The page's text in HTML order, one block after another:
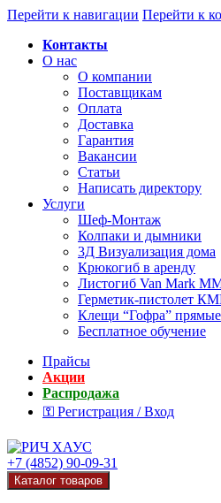
Перейти к навигации Перейти к
Контакты
О нас
О компании
Поставщикам
Оплата
Доставка
Гарантия
Вакансии
Статьи
Написать директору
Услуги
Шеф-Монтаж
Колпаки и дымники
3Д Визуализация дома
Крюкогиб в аренду
Листогиб Van Mark
Герметик-пистолет
Клещи “Гофра”
Бесплатное обучение
Прайсы
Акции
Распродажа
⚿ Регистрация / Вход
+7 (4852) 90-09-31
Каталог товаров